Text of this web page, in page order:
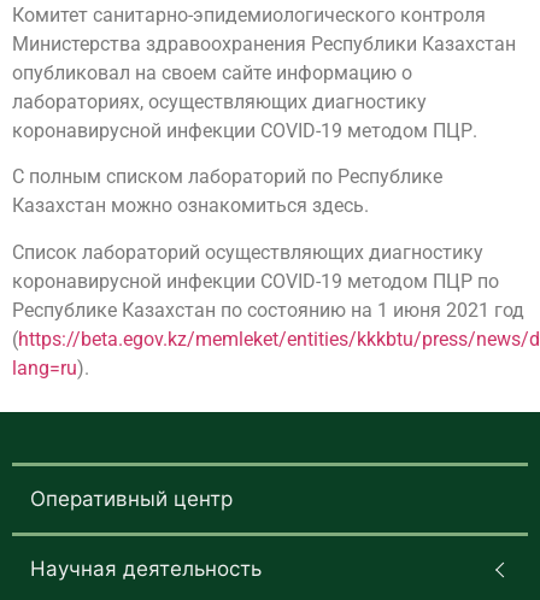
Комитет санитарно-эпидемиологического контроля
Министерства здравоохранения Республики Казахстан
опубликовал на своем сайте информацию о
лабораториях, осуществляющих диагностику
коронавирусной инфекции COVID-19 методом ПЦР.
С полным списком лабораторий по Республике
Казахстан можно ознакомиться здесь.
Список лабораторий осуществляющих диагностику
коронавирусной инфекции COVID-19 методом ПЦР по
Республике Казахстан по состоянию на 1 июня 2021 год
(https://beta.egov.kz/memleket/entities/kkkbtu/press/news/
lang=ru).
Оперативный центр
Научная деятельность